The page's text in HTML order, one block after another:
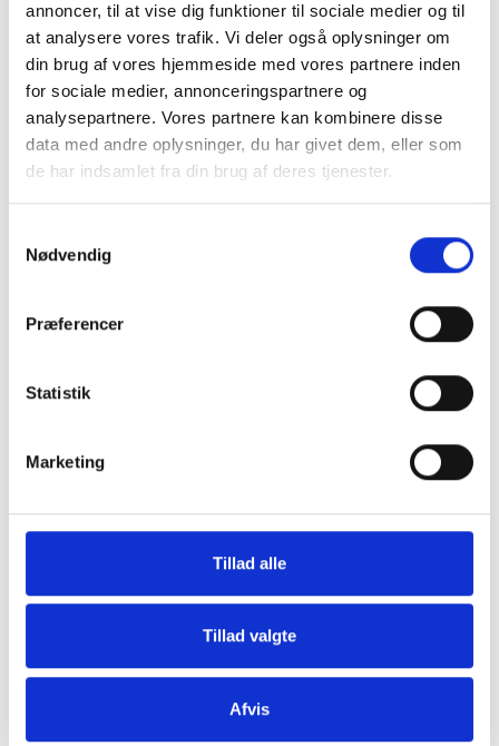
annoncer, til at vise dig funktioner til sociale medier og til
at analysere vores trafik. Vi deler også oplysninger om
din brug af vores hjemmeside med vores partnere inden
for sociale medier, annonceringspartnere og
analysepartnere. Vores partnere kan kombinere disse
data med andre oplysninger, du har givet dem, eller som
de har indsamlet fra din brug af deres tjenester.
Nødvendig
Præferencer
Statistik
Marketing
Tillad alle
Tillad valgte
Afvis
Møbler Omnia
Indvendigt Udstyr